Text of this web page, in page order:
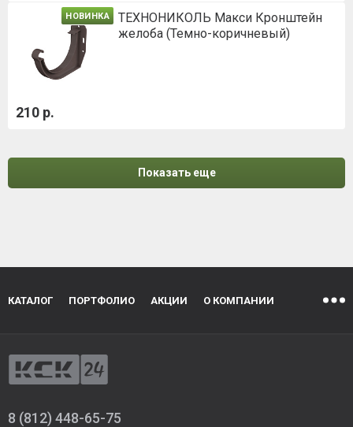
НОВИНКА
ТЕХНОНИКОЛЬ Макси Кронштейн
желоба (Темно-коричневый)
210 р.
Показать еще
КАТАЛОГ ПОРТФОЛИО АКЦИИ О КОМПАНИИ
8 (812) 448-65-75